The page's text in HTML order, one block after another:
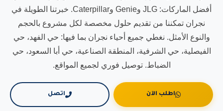
أفضل الماركات: JLG وGenie وCaterpillar. خبرتنا الطويلة في
نجران تمكننا من تقديم حلول مخصصة لكل مشروع بالحجم
والنوع الأمثل. نغطي جميع أحياء نجران بما فيها: حي الفهد، حي
الفيصلية، حي الشرفية، المنطقة الصناعية، حي أبا السعود، حي
الضباط. توصيل فوري لجميع المواقع.
اطلب الآن اتصل